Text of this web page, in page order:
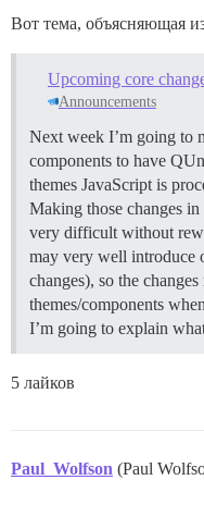
Вот тема, объясняющая
Announcements
Next week I’m going to
components to have
themes JavaScript is
Making those changes
very difficult without
may very well introduce
changes), so the
themes/components
I’m going to explain
5 лайков
Paul_Wolfson (Paul